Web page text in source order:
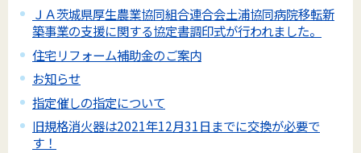
ＪＡ茨城県厚生農業協同組合連合会土浦協同病院移転新
築事業の支援に関する協定書調印式が行われました。
住宅リフォーム補助金のご案内
お知らせ
指定催しの指定について
旧規格消火器は2021年12月31日までに交換が必要で
す！